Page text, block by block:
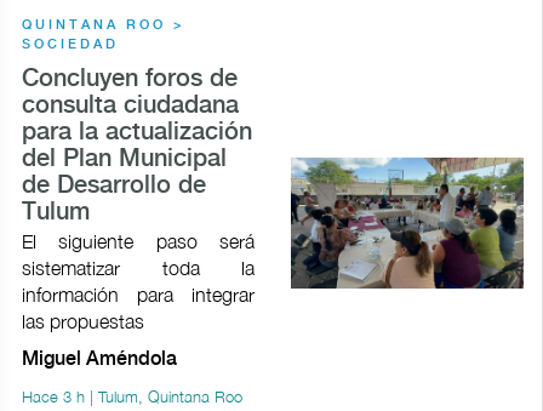
QUINTANA ROO >
SOCIEDAD
Concluyen foros de
consulta ciudadana
para la actualización
del Plan Municipal
de Desarrollo de
Tulum
El siguiente paso será
sistematizar toda la
información para integrar
las propuestas
Miguel Améndola
Hace 3 h | Tulum, Quintana Roo